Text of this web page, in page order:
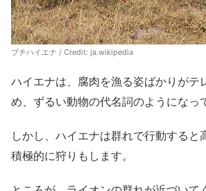
ブチハイエナ / Credit: ja.wikipedia
ハイエナは、腐肉を漁る姿ばかりがテ
め、ずるい動物の代名詞のようになっ
しかし、ハイエナは群れで行動すると
積極的に狩りもします。